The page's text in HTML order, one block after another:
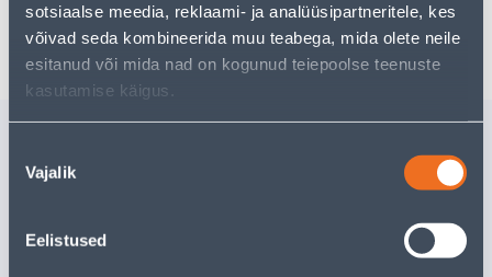
sotsiaalse meedia, reklaami- ja analüüsipartneritele, kes
võivad seda kombineerida muu teabega, mida olete neile
esitanud või mida nad on kogunud teiepoolse teenuste
kasutamise käigus.
valik
Vajalik
Eelistused
Tarne pole võimalik
Sarnased tooted
5.32 €
3.46 €